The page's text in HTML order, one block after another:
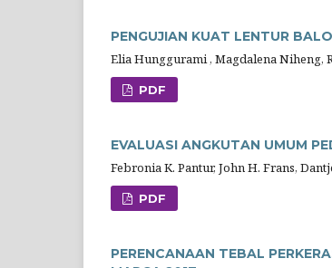
PENGUJIAN KUAT LENTUR
Elia Hunggurami , Magdalena Niheng,
PDF
EVALUASI ANGKUTAN UMUM
Febronia K. Pantur, John H. Frans,
PDF
PERENCANAAN TEBAL